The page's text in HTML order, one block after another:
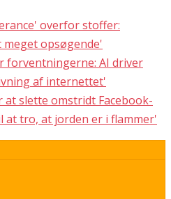
overfor stoffer:
opsøgende'
forventningerne: AI driver
af internettet'
slette omstridt Facebook-
at tro, at jorden er i flammer'